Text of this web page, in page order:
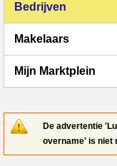
Bedrijven
Makelaars
Mijn Marktplein
De advertentie
overname' is niet